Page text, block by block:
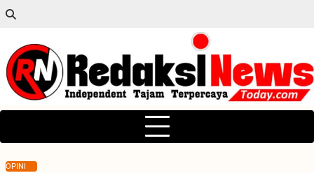
Skip
content
OPINI